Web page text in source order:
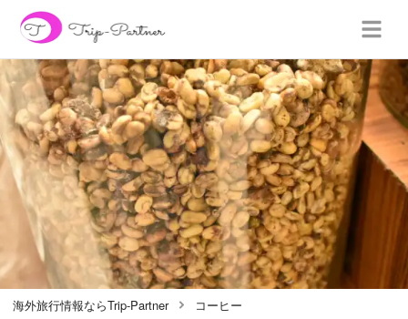
海外旅行情報ならTrip-Partner コーヒー